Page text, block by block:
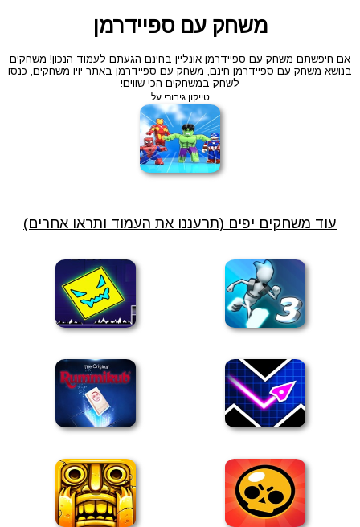
משחק עם ספיידרמן
אם חיפשתם משחק עם ספיידרמן אונליין בחינם הגעתם לעמוד הנכון! משחקים
בנושא משחק עם ספיידרמן חינם, משחק עם ספיידרמן באתר יויו משחקים, כנסו
לשחק במשחקים הכי שווים!
טייקון גיבורי על
עוד משחקים יפים (תרעננו את העמוד ותראו אחרים)